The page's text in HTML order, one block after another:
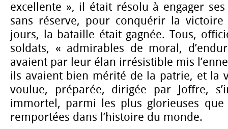
excellente », il était résolu à engager
sans réserve, pour conquérir la
jours, la bataille était gagnée. Tous,
soldats, « admirables de moral,
avaient par leur élan irrésistible mis
ils avaient bien mérité de la patrie, et la
voulue, préparée, dirigée par Joffre,
immortel, parmi les plus glorieuses
remportées dans l’histoire du monde.